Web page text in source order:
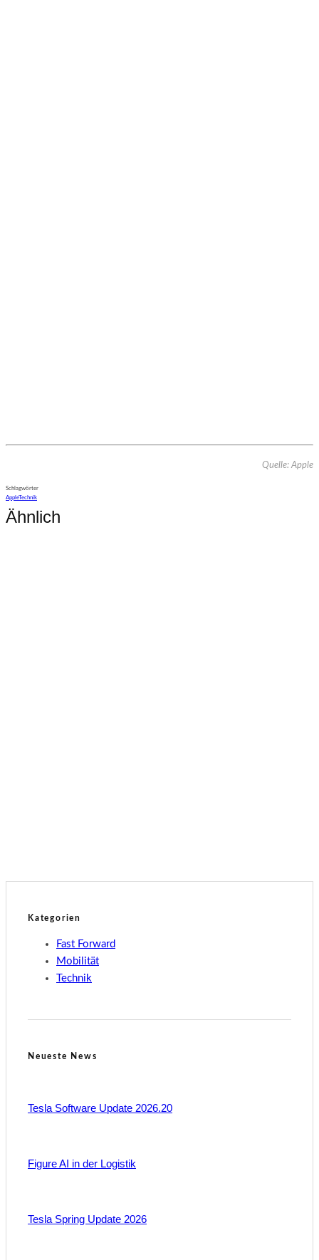
Quelle: Apple
Schlagwörter
AppleTechnik
Ähnlich
Kategorien
Fast Forward
Mobilität
Technik
Neueste News
Tesla Software Update 2026.20
Figure AI in der Logistik
Tesla Spring Update 2026